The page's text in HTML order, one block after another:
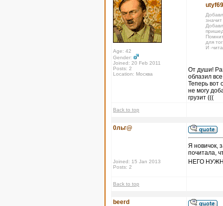
Age: 42
Gender:
Joined: 20 Feb 2011
Posts: 2
Location: Москва
для
И -
От души!
облазил
Теперь вот
не могу
грузит (((
Back to top
0льг@
Joined: 15 Jan 2013
Posts: 2
Я новичок,
почитала,
НЕГО
Back to top
beerd